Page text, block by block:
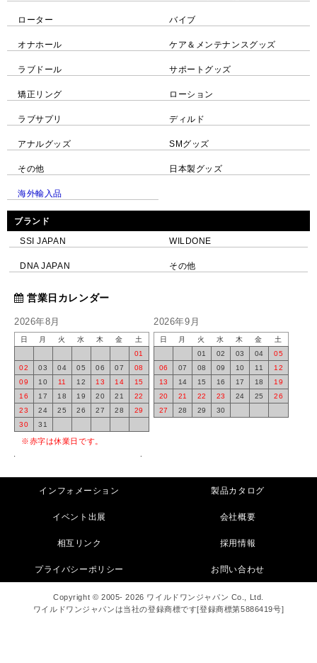
ローター バイブ
オナホール ケア＆メンテナンスグッズ
ラブドール サポートグッズ
矯正リング ローション
ラブサプリ ディルド
アナルグッズ SMグッズ
その他 日本製グッズ
海外輸入品
ブランド
SSI JAPAN WILDONE
DNA JAPAN その他
営業日カレンダー
2026年8月
日 月 火 水 木 金
土
01
02
03 04 05 06 07
08
09
10 11 12 13 14
15
16
17 18 19 20 21
22
23
24 25 26 27 28
29
30
31
2026年9月
日 月 火 水 木 金
土
01
02 03 04
05
06
07 08 09 10 11
12
13
14 15 16 17 18
19
20
21 22 23 24 25
26
27
28 29 30
※赤字は休業日です。
インフォメーション 製品カタログ
イベント出展 会社概要
相互リンク 採用情報
プライバシーポリシー お問い合わせ
Copyright © 2005- 2026 ワイルドワンジャパン Co., Ltd.
ワイルドワンジャパンは当社の登録商標です[登録商標第5886419号]